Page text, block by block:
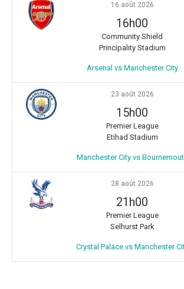
16 août 2026
16h00
Community Shield
Principality Stadium
Arsenal vs Manchester City
23 août 2026
15h00
Premier League
Etihad Stadium
Manchester City vs
28 août 2026
21h00
Premier League
Selhurst Park
Crystal Palace vs Manchester